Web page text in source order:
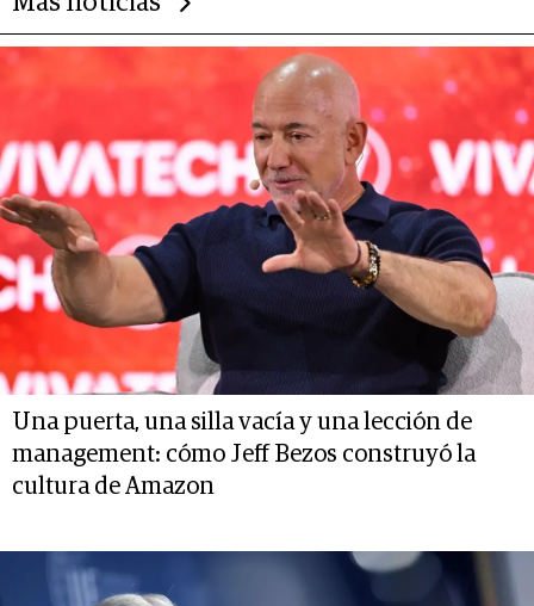
Una puerta, una silla vacía y una lección de
management: cómo Jeff Bezos construyó la
cultura de Amazon